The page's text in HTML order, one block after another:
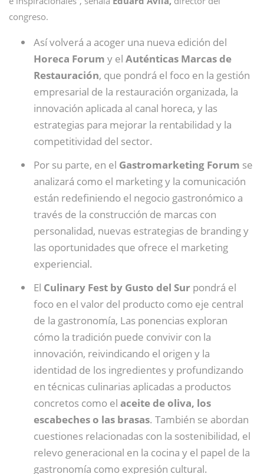
congreso.
Así volverá a acoger una nueva edición del
Horeca Forum y el Auténticas Marcas de
Restauración, que pondrá el foco en la gestión
empresarial de la restauración organizada, la
innovación aplicada al canal horeca, y las
estrategias para mejorar la rentabilidad y la
competitividad del sector.
Por su parte, en el Gastromarketing Forum se
analizará como el marketing y la comunicación
están redefiniendo el negocio gastronómico a
través de la construcción de marcas con
personalidad, nuevas estrategias de branding y
las oportunidades que ofrece el marketing
experiencial.
El Culinary Fest by Gusto del Sur pondrá el
foco en el valor del producto como eje central
de la gastronomía, Las ponencias exploran
cómo la tradición puede convivir con la
innovación, reivindicando el origen y la
identidad de los ingredientes y profundizando
en técnicas culinarias aplicadas a productos
concretos como el aceite de oliva, los
escabeches o las brasas. También se abordan
cuestiones relacionadas con la sostenibilidad, el
relevo generacional en la cocina y el papel de la
gastronomía como expresión cultural.